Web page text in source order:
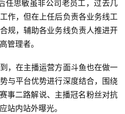
任思敏虽非公司老员工，过去几
作，但在上任后负责各业务线工
规，辅助各业务线负责人推进开
管理者。
，在主播运营方面斗鱼也在做一
与平台优势进行深度结合，围绕
事二路解说、主播冠名粉丝对抗
站内站外曝光。